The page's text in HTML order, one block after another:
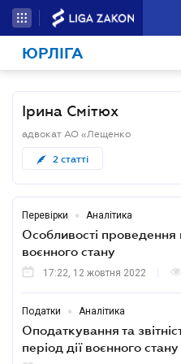
ЮРЛІГА
Ірина Смітюх
адвокат АО «Лещенко
2 статті
Перевірки • Аналітика
Особливості проведення
воєнного стану
17:22, 12 жовтня 2022
Податки • Аналітика
Оподаткування та
період дії воєнного стану